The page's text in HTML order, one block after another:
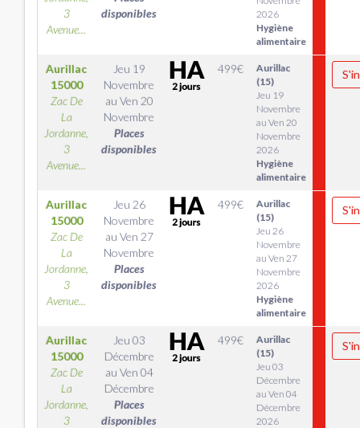
3
Avenue...
disponibles
2026
Hygiène
alimentaire
Aurillac
15000
Zac De
La
Jordanne,
3
Avenue...
Jeu 19
Novembre
au Ven 20
Novembre
Places
disponibles
499€
Aurillac
(15)
Jeu 19
Novembre
au Ven 20
Novembre
2026
Hygiène
alimentaire
Aurillac
15000
Zac De
La
Jordanne,
3
Avenue...
Jeu 26
Novembre
au Ven 27
Novembre
Places
disponibles
499€
Aurillac
(15)
Jeu 26
Novembre
au Ven 27
Novembre
2026
Hygiène
alimentaire
Aurillac
15000
Zac De
La
Jordanne,
3
Jeu 03
Décembre
au Ven 04
Décembre
Places
disponibles
499€
Aurillac
(15)
Jeu 03
Décembre
au Ven 04
Décembre
2026